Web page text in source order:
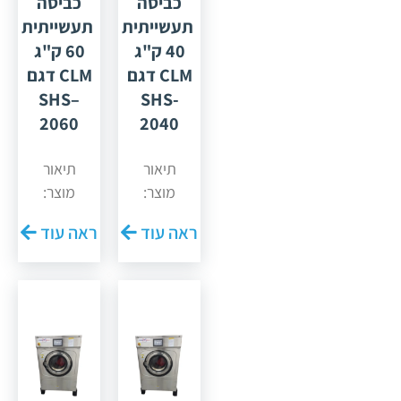
תעשייתית
40 ק"ג
CLM דגם
SHS-
2040
תיאור
מוצר:
מכונת
כביסה
מכונת
הכביסה של
Kingstar
ראה עוד
תעשייתית
60 ק"ג
CLM דגם
SHS–
2060
תיאור
מוצר:
דגם SHS–
2060 (60
Kingstar
מדגם
ראה עוד